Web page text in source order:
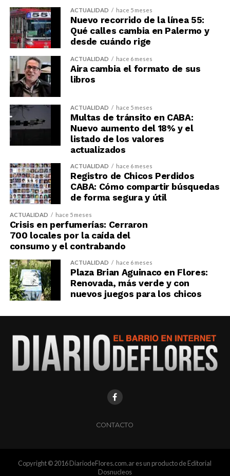
ACTUALIDAD hace 5 meses
Nuevo recorrido de la línea 55:
Qué calles cambia en Palermo y
desde cuándo rige
ACTUALIDAD hace 6 meses
Aira cambia el formato de sus
libros
ACTUALIDAD hace 5 meses
Multas de tránsito en CABA:
Nuevo aumento del 18% y el
listado de los valores
actualizados
ACTUALIDAD hace 6 meses
Registro de Chicos Perdidos
CABA: Cómo compartir búsquedas
de forma segura y útil
ACTUALIDAD hace 5 meses
Crisis en perfumerías: Cerraron
700 locales por la caída del
consumo y el contrabando
ACTUALIDAD hace 6 meses
Plaza Brian Aguinaco en Flores:
Renovada, más verde y con
nuevos juegos para los chicos
CONTACTO
Copyright © 2016 DiariodeFlores.com.ar es un producto de Editorial
Dosnucleos